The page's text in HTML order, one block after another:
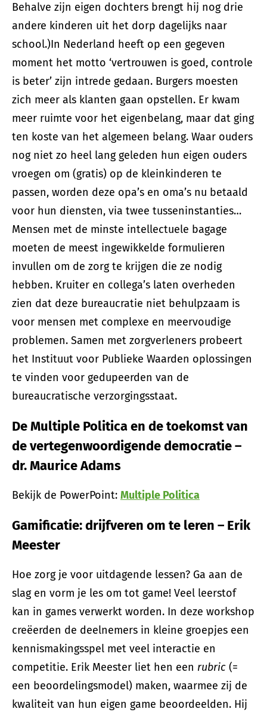
Behalve zijn eigen dochters brengt hij nog drie
andere kinderen uit het dorp dagelijks naar
school.)In Nederland heeft op een gegeven
moment het motto ‘vertrouwen is goed, controle
is beter’ zijn intrede gedaan. Burgers moesten
zich meer als klanten gaan opstellen. Er kwam
meer ruimte voor het eigenbelang, maar dat ging
ten koste van het algemeen belang. Waar ouders
nog niet zo heel lang geleden hun eigen ouders
vroegen om (gratis) op de kleinkinderen te
passen, worden deze opa’s en oma’s nu betaald
voor hun diensten, via twee tusseninstanties…
Mensen met de minste intellectuele bagage
moeten de meest ingewikkelde formulieren
invullen om de zorg te krijgen die ze nodig
hebben. Kruiter en collega’s laten overheden
zien dat deze bureaucratie niet behulpzaam is
voor mensen met complexe en meervoudige
problemen. Samen met zorgverleners probeert
het Instituut voor Publieke Waarden oplossingen
te vinden voor gedupeerden van de
bureaucratische verzorgingsstaat.
De Multiple Politica en de toekomst van
de vertegenwoordigende democratie–
dr. Maurice Adams
Bekijk de PowerPoint: Multiple Politica
Gamificatie: drijfveren om te leren – Erik
Meester
Hoe zorg je voor uitdagende lessen? Ga aan de
slag en vorm je les om tot game! Veel leerstof
kan in games verwerkt worden. In deze workshop
creëerden de deelnemers in kleine groepjes een
kennismakingsspel met veel interactie en
competitie. Erik Meester liet hen een rubric (=
een beoordelingsmodel) maken, waarmee zij de
kwaliteit van hun eigen game beoordeelden. Hij